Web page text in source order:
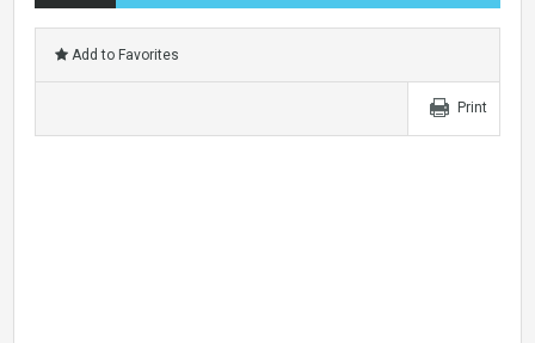
Add to Favorites
Print